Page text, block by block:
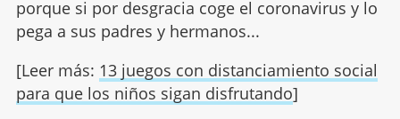
porque si por desgracia coge el coronavirus y lo
pega a sus padres y hermanos...
[Leer más: 13 juegos con distanciamiento social
para que los niños sigan disfrutando]